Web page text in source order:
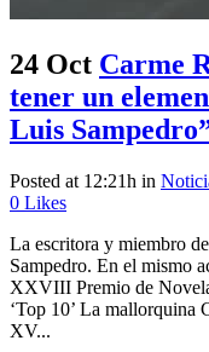
24 Oct Carme
tener un
Luis
Posted at 12:21h in
0 Likes
La escritora y miembro
Sampedro. En el mismo
XXVIII Premio de
‘Top 10’ La mallorquina
XV...